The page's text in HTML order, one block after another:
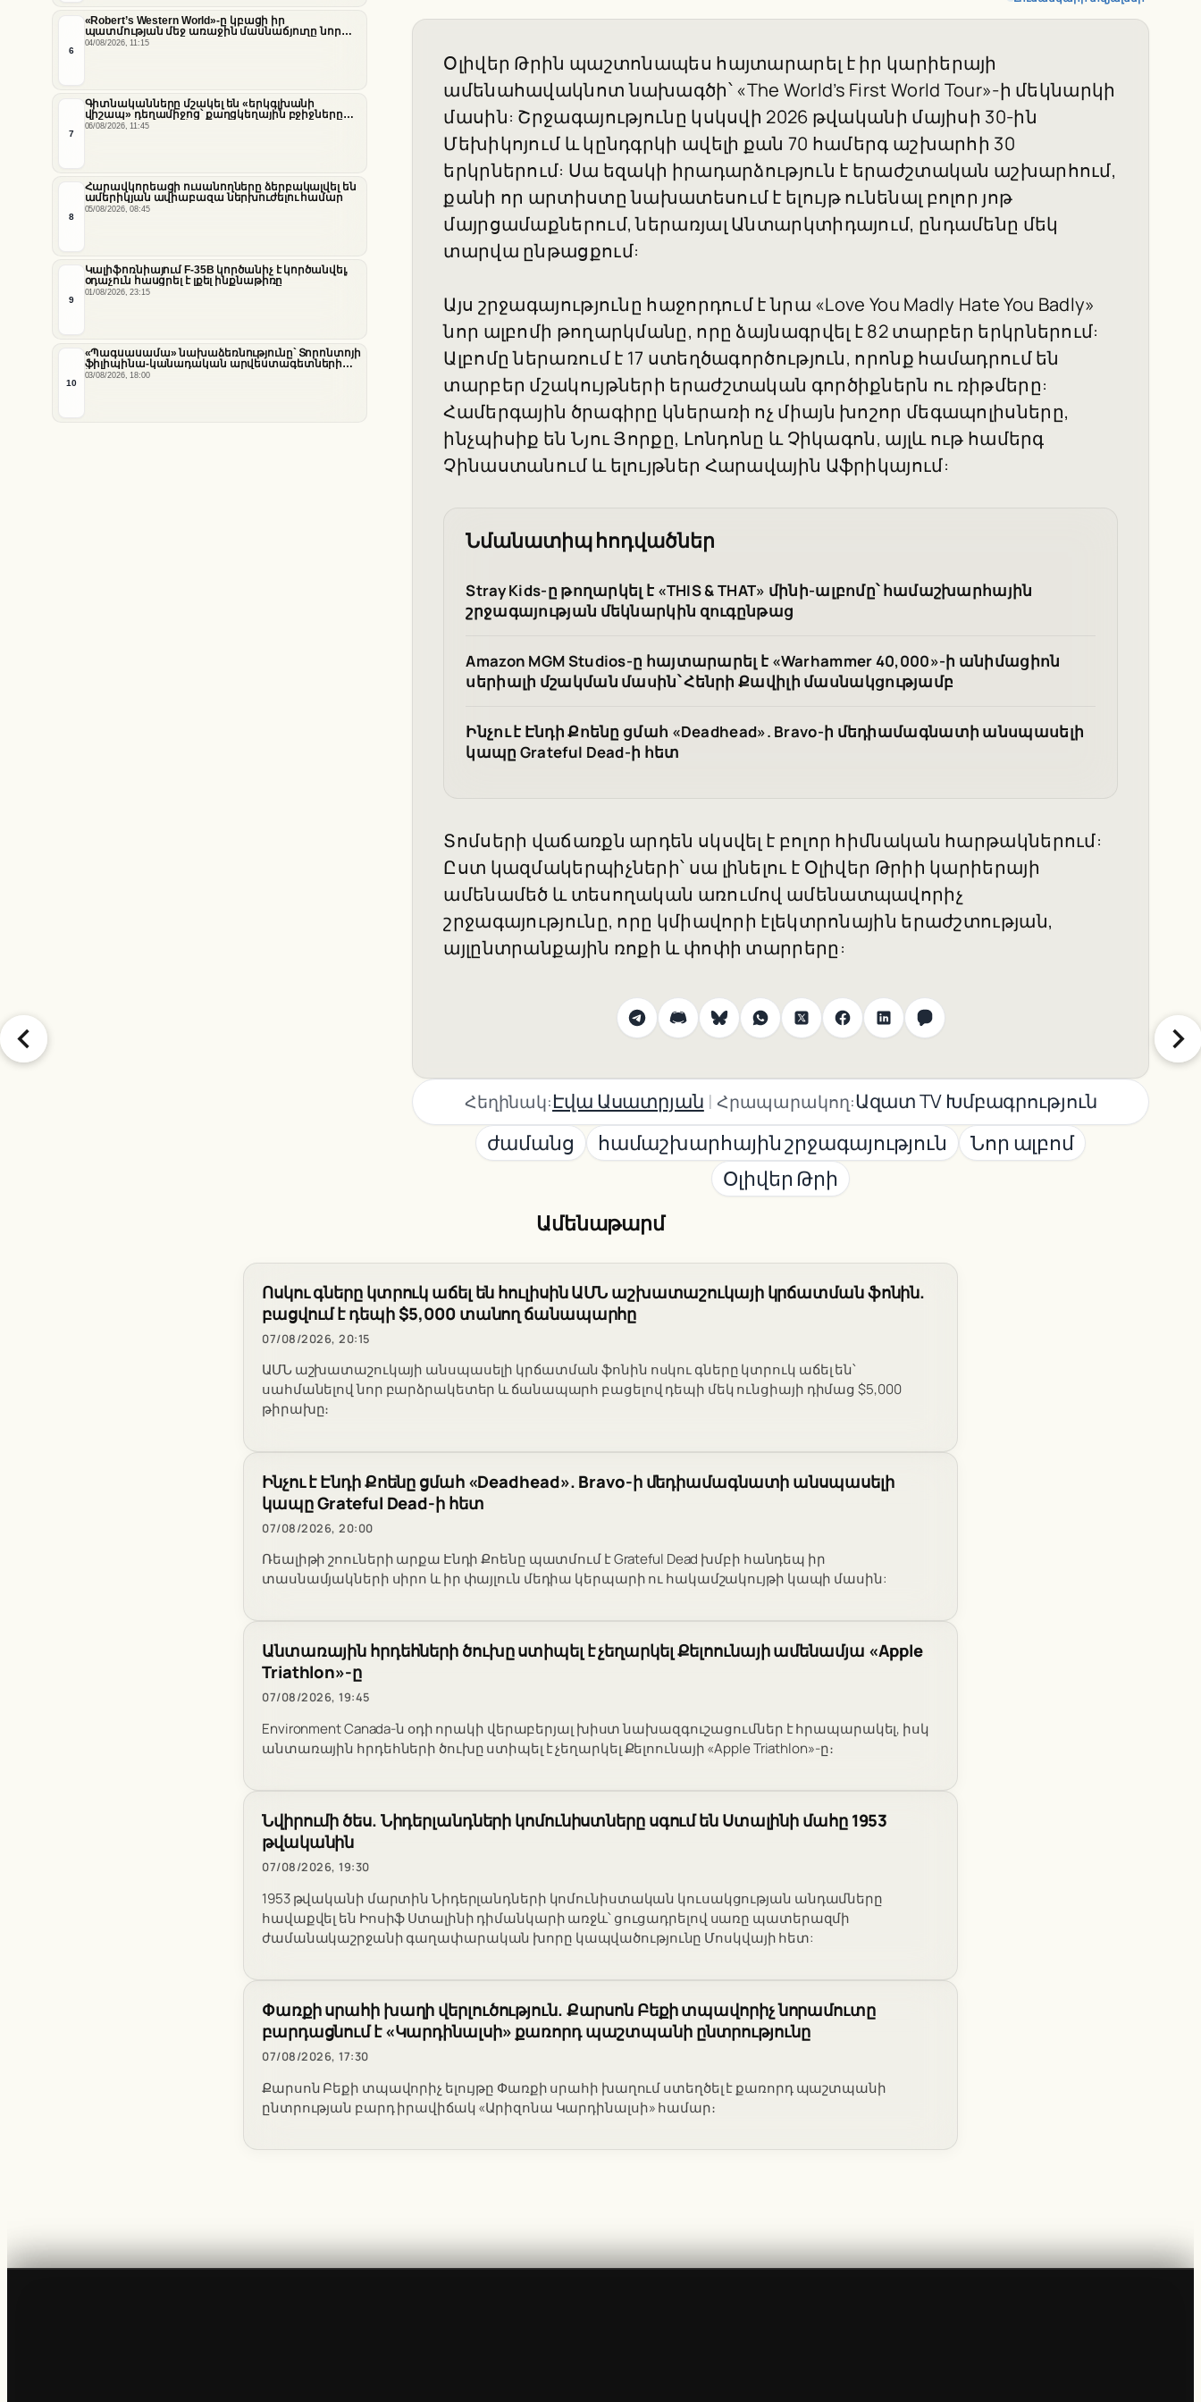
6
«Robert’s Western World»-ը կբացի իր
պատմության մեջ առաջին մասնաճյուղը նոր
«Nissan Stadium» մարզադաշտում
04/08/2026, 11:15
7
Գիտնականները մշակել են «երկգլխանի
վիշապ» դեղամիջոց՝ քաղցկեղային բջիջները
սովամահ անելու համար
06/08/2026, 11:45
8
Հարավկորեացի ուսանողները ձերբակալվել են
ամերիկյան ավիաբազա ներխուժելու համար
05/08/2026, 08:45
9
Կալիֆոռնիայում F-35B կործանիչ է կործանվել,
օդաչուն հասցրել է լքել ինքնաթիռը
01/08/2026, 23:15
10
«Պագսասամա» նախաձեռնությունը՝ Տորոնտոյի
ֆիլիպինա-կանադական արվեստագետների
համար
03/08/2026, 18:00
Օլիվեր Թրին պաշտոնապես հայտարարել է իր կարիերայի
ամենահավակնոտ նախագծի՝ «The World’s First World Tour»-ի մեկնարկի
մասին: Շրջագայությունը կսկսվի 2026 թվականի մայիսի 30-ին
Մեխիկոյում և կընդգրկի ավելի քան 70 համերգ աշխարհի 30
երկրներում: Սա եզակի իրադարձություն է երաժշտական աշխարհում,
քանի որ արտիստը նախատեսում է ելույթ ունենալ բոլոր յոթ
մայրցամաքներում, ներառյալ Անտարկտիդայում, ընդամենը մեկ
տարվա ընթացքում:
Այս շրջագայությունը հաջորդում է նրա «Love You Madly Hate You Badly»
նոր ալբոմի թողարկմանը, որը ձայնագրվել է 82 տարբեր երկրներում:
Ալբոմը ներառում է 17 ստեղծագործություն, որոնք համադրում են
տարբեր մշակույթների երաժշտական գործիքներն ու ռիթմերը:
Համերգային ծրագիրը կներառի ոչ միայն խոշոր մեգապոլիսները,
ինչպիսիք են Նյու Յորքը, Լոնդոնը և Չիկագոն, այլև ութ համերգ
Չինաստանում և ելույթներ Հարավային Աֆրիկայում:
Նմանատիպ հոդվածներ
Stray Kids-ը թողարկել է «THIS & THAT» մինի-ալբոմը՝ համաշխարհային
շրջագայության մեկնարկին զուգընթաց
Amazon MGM Studios-ը հայտարարել է «Warhammer 40,000»-ի անիմացիոն
սերիալի մշակման մասին՝ Հենրի Քավիլի մասնակցությամբ
Ինչու է Էնդի Քոենը ցմահ «Deadhead». Bravo-ի մեդիամագնատի անսպասելի
կապը Grateful Dead-ի հետ
Տոմսերի վաճառքն արդեն սկսվել է բոլոր հիմնական հարթակներում:
Ըստ կազմակերպիչների՝ սա լինելու է Օլիվեր Թրիի կարիերայի
ամենամեծ և տեսողական առումով ամենատպավորիչ
շրջագայությունը, որը կմիավորի էլեկտրոնային երաժշտության,
այլընտրանքային ռոքի և փոփի տարրերը:
Հեղինակ:Էվա Ասատրյան | Հրապարակող:Ազատ TV Խմբագրություն
ժամանց համաշխարհային շրջագայություն
Նոր ալբոմ
Օլիվեր Թրի
Ամենաթարմ
Ոսկու գները կտրուկ աճել են հուլիսին ԱՄՆ աշխատաշուկայի կրճատման ֆոնին.
բացվում է դեպի $5,000 տանող ճանապարհը
07/08/2026, 20:15
ԱՄՆ աշխատաշուկայի անսպասելի կրճատման ֆոնին ոսկու գները կտրուկ աճել են՝
սահմանելով նոր բարձրակետեր և ճանապարհ բացելով դեպի մեկ ունցիայի դիմաց $5,000
թիրախը։
Ինչու է Էնդի Քոենը ցմահ «Deadhead». Bravo-ի մեդիամագնատի անսպասելի
կապը Grateful Dead-ի հետ
07/08/2026, 20:00
Ռեալիթի շոուների արքա Էնդի Քոենը պատմում է Grateful Dead խմբի հանդեպ իր
տասնամյակների սիրո և իր փայլուն մեդիա կերպարի ու հակամշակույթի կապի մասին:
Անտառային հրդեհների ծուխը ստիպել է չեղարկել Քելոունայի ամենամյա «Apple
Triathlon»-ը
07/08/2026, 19:45
Environment Canada-ն օդի որակի վերաբերյալ խիստ նախազգուշացումներ է հրապարակել, իսկ
անտառային հրդեհների ծուխը ստիպել է չեղարկել Քելոունայի «Apple Triathlon»-ը։
Նվիրումի ծես. Նիդերլանդների կոմունիստները սգում են Ստալինի մահը 1953
թվականին
07/08/2026, 19:30
1953 թվականի մարտին Նիդերլանդների կոմունիստական կուսակցության անդամները
հավաքվել են Իոսիֆ Ստալինի դիմանկարի առջև՝ ցուցադրելով սառը պատերազմի
ժամանակաշրջանի գաղափարական խորը կապվածությունը Մոսկվայի հետ:
Փառքի սրահի խաղի վերլուծություն. Քարսոն Բեքի տպավորիչ նորամուտը
բարդացնում է «Կարդինալսի» քառորդ պաշտպանի ընտրությունը
07/08/2026, 17:30
Քարսոն Բեքի տպավորիչ ելույթը Փառքի սրահի խաղում ստեղծել է քառորդ պաշտպանի
ընտրության բարդ իրավիճակ «Արիզոնա Կարդինալսի» համար։